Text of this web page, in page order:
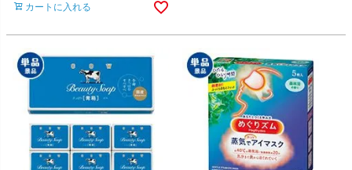
カートに入れる